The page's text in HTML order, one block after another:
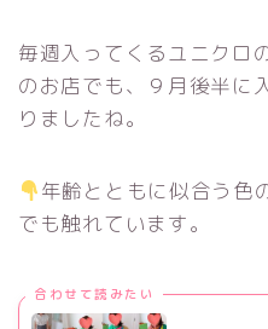
毎週入ってくるユニクロ
のお店でも、９月後半に
りましたね。
年齢とともに似合う色
でも触れています。
合わせて読みたい